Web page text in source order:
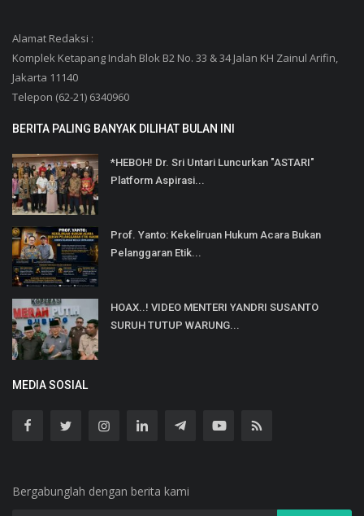
Alamat Redaksi :
Komplek Ketapang Indah Blok B2 No. 33 & 34 Jalan KH Zainul Arifin,
Jakarta 11140
Telepon (62-21) 6340960
BERITA PALING BANYAK DILIHAT BULAN INI
*HEBOH! Dr. Sri Untari Luncurkan "ASTARI"
Platform Aspirasi...
Prof. Yanto: Kekeliruan Hukum Acara Bukan
Pelanggaran Etik...
HOAX..! VIDEO MENTERI YANDRI SUSANTO
SURUH TUTUP WARUNG...
MEDIA SOSIAL
Bergabunglah dengan berita kami